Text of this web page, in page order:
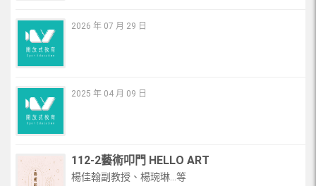
2026 年 07 月 29 日
2025 年 04 月 09 日
112-2藝術叩門 HELLO ART
楊佳翰副教授、楊琬琳...等